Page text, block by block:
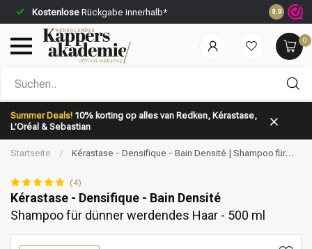
Kostenlose Rückgabe innerhalb* Vor 23:59
8.9
0
Summer Deals! 10% korting op alles van Redken, Kérastase,
L’Oréal & Sebastian
Nach welcher Kategorie suchst du?
Marken Haarpflege
Startseite /
Kérastase - Densifique - Bain Densité | Shampoo für
(4)
Kérastase - Densifique - Bain Densité
Shampoo für dünner werdendes Haar - 500 ml